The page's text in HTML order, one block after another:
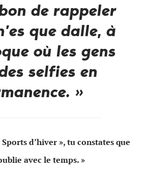
de rappeler
que dalle, à
où les gens
selfies en
»
d’hiver », tu constates que
avec le temps. »